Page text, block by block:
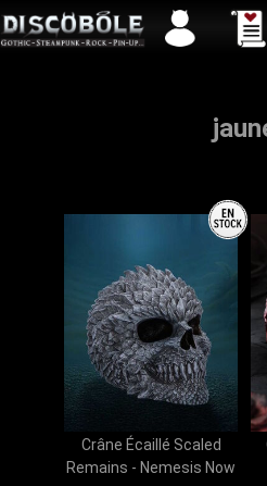
Service client 04 50 26 57 88
Crâne Écaillé Scaled
Remains - Nemesis Now